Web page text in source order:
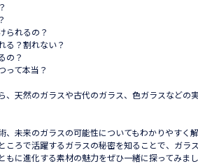
られるの？
る？割れない？
の？
って本当？
、天然のガラスや古代のガラス、色ガラスなどの
、未来のガラスの可能性についてもわかりやすく解
ころで活躍するガラスの秘密を知ることで、ガラ
もに進化する素材の魅力をぜひ一緒に探ってみまし